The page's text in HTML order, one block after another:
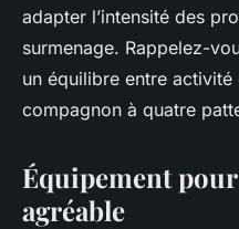
adapter l’intensité des
surmenage. Rappelez-
un équilibre entre
compagnon à quatre
Équipement
agréable